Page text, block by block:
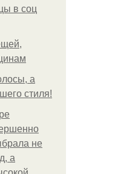
в соц
а
стиля!
не
а